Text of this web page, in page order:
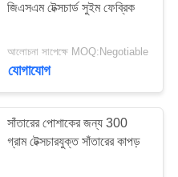
ফ্যাব্রিক
জিএসএম টেক্সচার্ড সুইম ফেব্রিক
আলোচনা সাপেক্ষে MOQ:Negotiable
যোগাযোগ
সাঁতারের পোশাকের জন্য 300
গ্রাম টেক্সচারযুক্ত সাঁতারের কাপড়